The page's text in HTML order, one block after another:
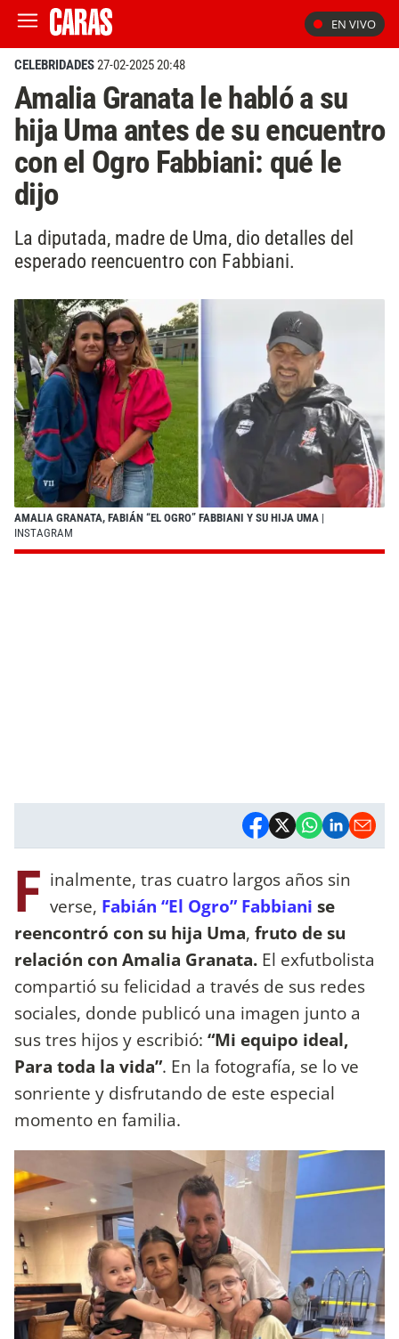
EN VIVO
CELEBRIDADES27-02-2025 20:48
Amalia Granata le habló a su
hija Uma antes de su encuentro
con el Ogro Fabbiani: qué le
dijo
La diputada, madre de Uma, dio detalles del
esperado reencuentro con Fabbiani.
AMALIA GRANATA, FABIÁN “EL OGRO” FABBIANI Y SU HIJA UMA |
INSTAGRAM
F inalmente, tras cuatro largos años sin
verse, Fabián “El Ogro” Fabbiani se
reencontró con su hija Uma, fruto de su
relación con Amalia Granata. El exfutbolista
compartió su felicidad a través de sus redes
sociales, donde publicó una imagen junto a
sus tres hijos y escribió: “Mi equipo ideal,
Para toda la vida”. En la fotografía, se lo ve
sonriente y disfrutando de este especial
momento en familia.